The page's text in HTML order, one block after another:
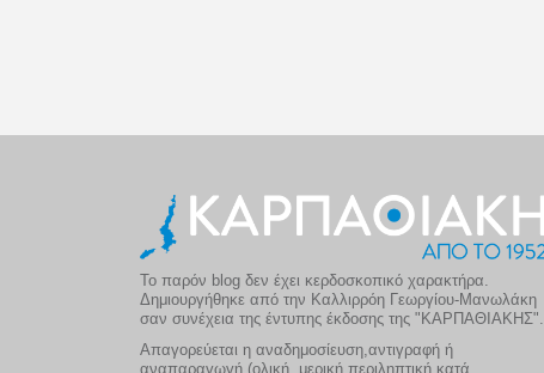
Το παρόν blog δεν έχει κερδοσκοπικό χαρακτήρα.
Δημιουργήθηκε από την Καλλιρρόη Γεωργίου-Μανωλάκη
σαν συνέχεια της έντυπης έκδοσης της "ΚΑΡΠΑΘΙΑΚΗΣ".
Απαγορεύεται η αναδημοσίευση,αντιγραφή ή
αναπαραγωγή (ολική, μερική,περιληπτική κατά